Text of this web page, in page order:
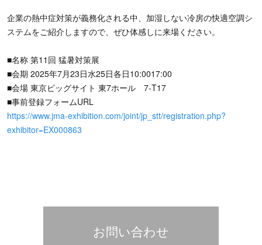
企業の熱中症対策が義務化される中、加湿しない冷房の快適空調シ
ステムをご紹介しますので、ぜひ体感しに来場ください。
■名称 第11回 猛暑対策展
■会期 2025年7月23日水25日各日10:0017:00
■会場 東京ビッグサイト 東7ホール 7-T17
■事前登録フォームURL
https://www.jma-exhibition.com/joint/jp_stt/registration.php?
exhibitor=EX000863
お問い合わせ